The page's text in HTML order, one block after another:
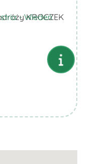
KROCZEK